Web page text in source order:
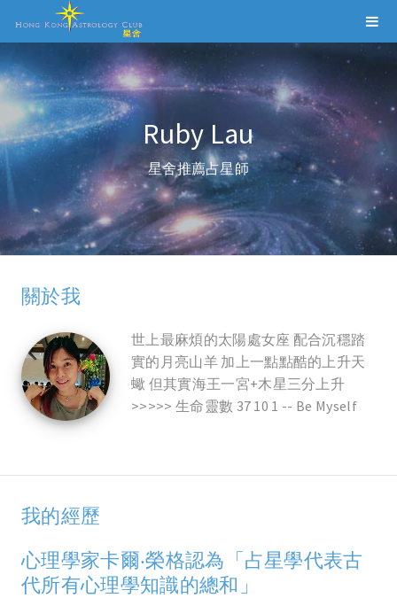
Ruby Lau
星舍推薦占星師
關於我
世上最麻煩的太陽處女座 配合沉穩踏
實的月亮山羊 加上一點點酷的上升天
蠍 但其實海王一宮+木星三分上升
>>>>> 生命靈數 37 10 1 -- Be Myself
我的經歷
心理學家卡爾‧榮格認為「占星學代表古
代所有心理學知識的總和」